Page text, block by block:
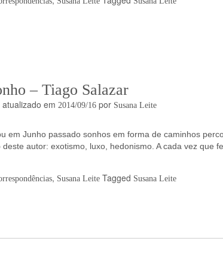
– Tiago Salazar
atualizado em 2014/09/16por Susana Leite
em Junho passado sonhos em forma de caminhos
autor: exotismo, luxo, hedonismo. A cada vez que
, Susana Leite Tagged Susana Leite